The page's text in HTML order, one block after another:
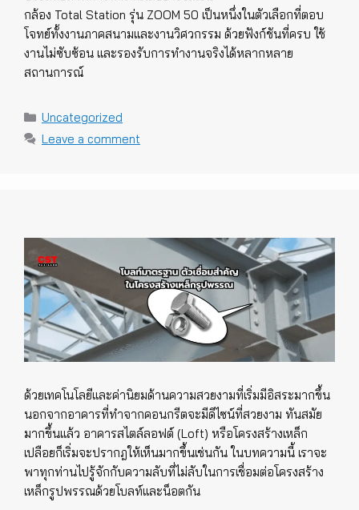
กล้อง Total Station รุ่น ZOOM 50 เป็นหนึ่งในตัวเลือกที่ตอบ
โจทย์ทั้งงานภาคสนามและงานวิศวกรรม ด้วยฟังก์ชันที่ครบ ใช้
งานไม่ซับซ้อน และรองรับการทำงานจริงได้หลากหลาย
สถานการณ์
Categories
Uncategorized
Leave a comment
ด้วยเทคโนโลยีและค่านิยมด้านความสวยงามที่เริ่มมีอิสระมากขึ้น
นอกจากอาคารที่ทำจากคอนกรีตจะมีดีไซน์ที่สวยงาม ทันสมัย
มากขึ้นแล้ว อาคารสไตล์ลอฟต์ (Loft) หรือโครงสร้างเหล็ก
เปลือยก็เริ่มจะปรากฎให้เห็นมากขึ้นเช่นกัน ในบทความนี้ เราจะ
พาทุกท่านไปรู้จักกับความลับที่ไม่ลับในการเชื่อมต่อโครงสร้าง
เหล็กรูปพรรณด้วยโบลท์และน็อตกัน